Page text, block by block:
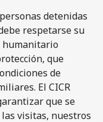
detenidas
respetarse su
humanitario
que
de
El CICR
que se
visitas, nuestros